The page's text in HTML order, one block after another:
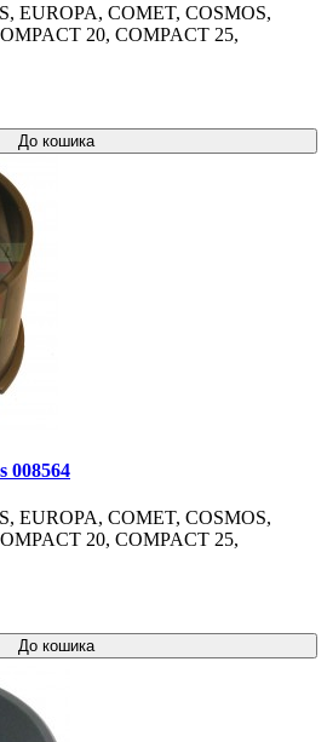
EUROPA, COMET, COSMOS,
20, COMPACT 25,
До кошика
008564
EUROPA, COMET, COSMOS,
20, COMPACT 25,
До кошика